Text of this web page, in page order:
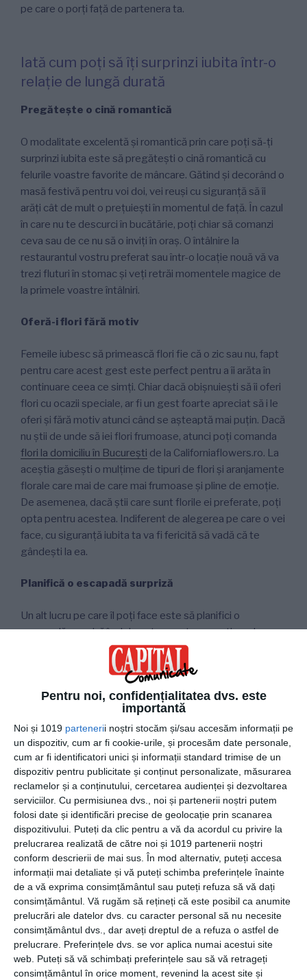
Pentru noi, confidențialitatea dvs. este
importantă
Noi și 1019 partenerii noștri stocăm și/sau accesăm informații pe
un dispozitiv, cum ar fi cookie-urile, și procesăm date personale,
cum ar fi identificatori unici și informații standard trimise de un
dispozitiv pentru publicitate și conținut personalizate, măsurarea
reclamelor și a conținutului, cercetarea audienței și dezvoltarea
serviciilor. Cu permisiunea dvs., noi și partenerii noștri putem
folosi date și identificări precise de geolocație prin scanarea
dispozitivului. Puteți da clic pentru a vă da acordul cu privire la
prelucrarea realizată de către noi și 1019 partenerii noștri
conform descrierii de mai sus. În mod alternativ, puteți accesa
informații mai detaliate și vă puteți schimba preferințele înainte
de a vă exprima consimțământul sau puteți refuza să vă dați
consimțământul. Vă rugăm să rețineți că este posibil ca anumite
prelucrări ale datelor dvs. cu caracter personal să nu necesite
consimțământul dvs., dar aveți dreptul de a refuza o astfel de
prelucrare. Preferințele dvs. se vor aplica numai acestui site
web. Puteți să vă schimbați preferințele sau să vă retrageți
consimțământul în orice moment, revenind la acest site și
pe care o porți față de partenera ta.
Iată cum poți să îți surprinzi iubita într-o
relație de lungă durată
Pregătește o cină romantică
O modalitate excelentă și romantică prin care poți să-ți
surprinzi iubita este să pregătești o cină romantică cu
felurile voastre favorite de mâncare. Gătind și decorând o
masă festivă pentru voi doi, vei reuși cu siguranță să îi
arăți cât de mult o prețuiești în momentul de față. În cazul
în care nu te descurci în bucătărie, poți chiar să comanzi
ceva sau de ce nu să o inviți în oraș. O întâlnire la
restaurantul vostru preferat sau într-o locație nouă vă va
trezi fluturi în stomac și veți retrăi momentele magice de
la primele voastre întâlniri.
Oferă-i flori fără motiv
Femeile iubesc să primească flori fie că o zic sau nu, fapt
pentru care acest gest este perfect pentru a îi arăta în
continuare ceea ce simți. Chiar dacă obișnuiești să îi oferi
flori cu ocazii speciale, ar fi un gest foarte apreciat să i le
oferi și fără motiv atunci când se așteaptă mai puțin. Dacă
nu știi de unde să iei flori frumoase, atunci poți comanda
flori la domiciliu în București de la Californiaflowers.ro. La
aceștia găsești o mulțime de tipuri de flori și aranjamente
florale care mai de care mai frumoase și pline de emoție.
De asemenea, dacă știi care sunt florile ei preferate, poți
opta pentru acestea. Indiferent de alegerea pe care o vei
face, cu siguranță iubita ta va fi fericită să vadă că te
gândești la ea.
Planifică o escapadă surpriză
Un alt lucru pe care îl poți face este să planifici o
escapadă surpriză în doi pentru a petrece un timp de
calitate împreună departe de zgomotul orașului. Dacă vă
place natura, o ieșire cu cortul sau o cățărare pe munte
pot fi o idee excelentă pentru a petrece o zi minunată. În
altă ordine de idei, dacă vă plac un altfel de activități,
atunci poți să o duci la o locație cu piscină, spa unde să vă
puteți relaxa. Nu uita că contează mulți ca activitățile pe
care le plănuiește să fie pe gustul amândurora pentru a vă
putea distra și simți bine împreună.
În concluzie, mereu poți găsi o cale prin care să-ți
impresionezi partenera chiar dacă aveți o relație de lungă
durată. Este necesar doar să îți faci timp să plănuiești și
să oferi ceva din toată inima pentru ca ea să nu uite că o
iubești la fel de mult ca atunci când v-ați cunoscut.
Sursa foto: Unsplash.com
CATEGORII
FĂRĂ CATEGORIE